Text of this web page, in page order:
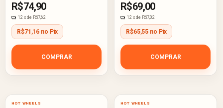
R$74,90
12 x de R$7,62
R$71,16 no Pix
COMPRAR
R$69,00
12 x de R$7,02
R$65,55 no Pix
COMPRAR
HOT WHEELS HOT WHEELS